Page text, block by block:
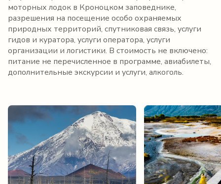
моторных лодок в Кроноцком заповеднике,
разрешения на посещение особо охраняемых
природных территорий, спутниковая связь, услуги
гидов и куратора, услуги оператора, услуги
организации и логистики. В стоимость не включено:
питание не перечисленное в программе, авиабилеты,
дополнительные экскурсии и услуги, алкоголь.